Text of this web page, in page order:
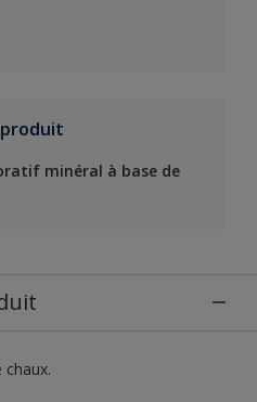
minéral à base de
chaux.